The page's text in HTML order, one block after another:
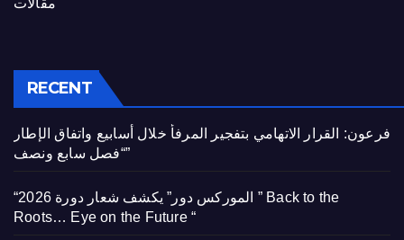
مقالات
RECENT
فرعون: القرار الاتهامي بتفجير المرفأ خلال أسابيع واتفاق الإطار
“فصل سابع ونصف”
“الموركس دور” يكشف شعار دورة 2026 ” Back to the
Roots… Eye on the Future “